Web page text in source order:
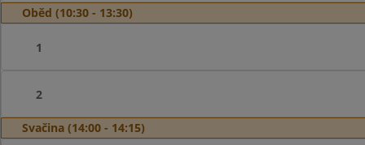
Oběd (10:30 - 13:30)
1
2
Svačina (14:00 - 14:15)